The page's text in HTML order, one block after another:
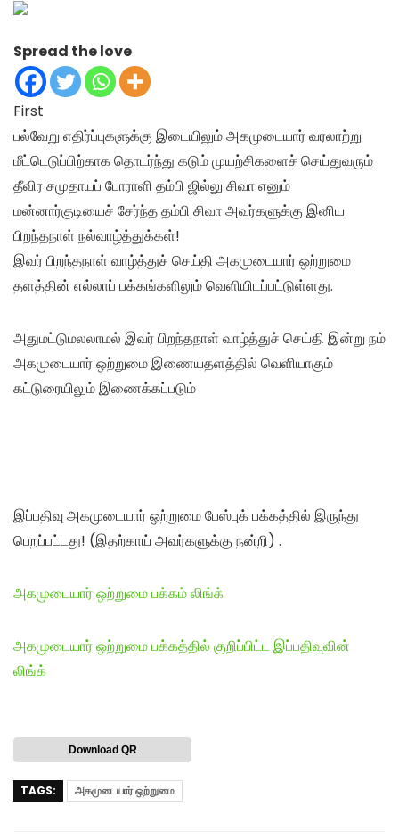
Spread the love
First
பல்வேறு எதிர்ப்புகளுக்கு இடையிலும் அகமுடையார் வரலாற்று
மீட்டெடுப்பிற்காக தொடர்ந்து கடும் முயற்சிகளைச் செய்துவரும்
தீவிர சமுதாயப் போராளி தம்பி ஜில்லு சிவா எனும்
மன்னார்குடியைச் சேர்ந்த தம்பி சிவா அவர்களுக்கு இனிய
பிறந்தநாள் நல்வாழ்த்துக்கள்!
இவர் பிறந்தநாள் வாழ்த்துச் செய்தி அகமுடையார் ஒற்றுமை
தளத்தின் எல்லாப் பக்கங்களிலும் வெளியிடப்பட்டுள்ளது.
அதுமட்டுமலலாமல் இவர் பிறந்தநாள் வாழ்த்துச் செய்தி இன்று நம்
அகமுடையார் ஒற்றுமை இணையதளத்தில் வெளியாகும்
கட்டுரையிலும் இணைக்கப்படும்
இப்பதிவு அகமுடையார் ஒற்றுமை பேஸ்புக் பக்கத்தில் இருந்து
பெறப்பட்டது! (இதற்காய் அவர்களுக்கு நன்றி) .
அகமுடையார் ஒற்றுமை பக்கம் லிங்க்
அகமுடையார் ஒற்றுமை பக்கத்தில் குறிப்பிட்ட இப்பதிவுவின்
லிங்க்
Download QR
TAGS: அகமுடையார் ஒற்றுமை